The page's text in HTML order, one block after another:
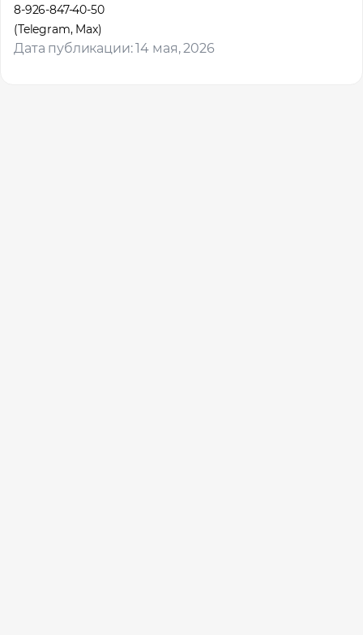
8-926-847-40-50
(Telegram, Max)
Дата публикации: 14 мая, 2026